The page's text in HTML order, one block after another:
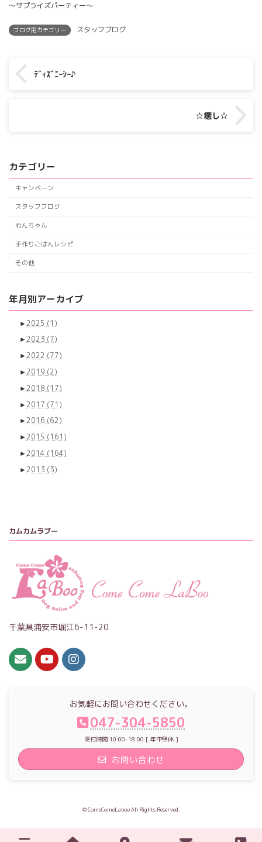
～サプライズパーティー～
ブログ用カテゴリー スタッフブログ
ﾃﾞｨｽﾞﾆｰｼｰ♪
☆癒し☆
カテゴリー
キャンペーン
スタッフブログ
わんちゃん
手作りごはんレシピ
その他
年月別アーカイブ
►2025 (1)
►2023 (7)
►2022 (77)
►2019 (2)
►2018 (17)
►2017 (71)
►2016 (62)
►2015 (161)
►2014 (164)
►2013 (3)
カムカムラブー
千葉県浦安市堀江6-11-20
お気軽にお問い合わせください。
047-304-5850
受付時間 10:00-18:00 [ 年中無休 ]
お問い合わせ
© ComeComeLaboo All Rights Reserved.